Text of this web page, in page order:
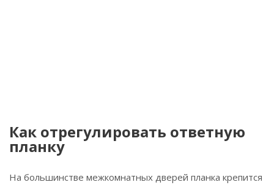
Как отрегулировать ответную
планку
На большинстве межкомнатных дверей планка крепится